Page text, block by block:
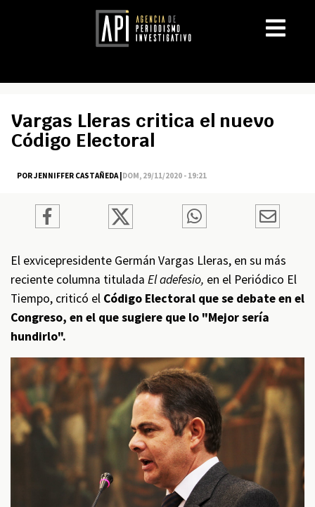
Vargas Lleras critica el nuevo
Código Electoral
POR JENNIFFER CASTAÑEDA | DOM, 29/11/2020 - 19:21
El exvicepresidente Germán Vargas Lleras, en su más
reciente columna titulada El adefesio, en el Periódico El
Tiempo, criticó el Código Electoral que se debate en el
Congreso, en el que sugiere que lo "Mejor sería
hundirlo".